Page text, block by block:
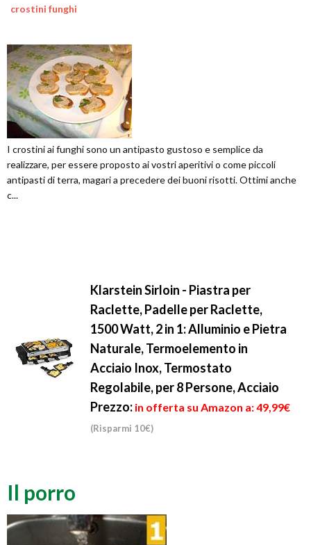
crostini funghi
I crostini ai funghi sono un antipasto gustoso e semplice da
realizzare, per essere proposto ai vostri aperitivi o come piccoli
antipasti di terra, magari a precedere dei buoni risotti. Ottimi anche
c...
Klarstein Sirloin - Piastra per
Raclette, Padelle per Raclette,
1500 Watt, 2 in 1: Alluminio e Pietra
Naturale, Termoelemento in
Acciaio Inox, Termostato
Regolabile, per 8 Persone, Acciaio
Prezzo: in offerta su Amazon a: 49,99€
(Risparmi 10€)
Il porro